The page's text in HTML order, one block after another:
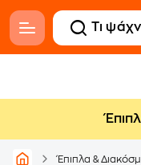
Έπιπλα &